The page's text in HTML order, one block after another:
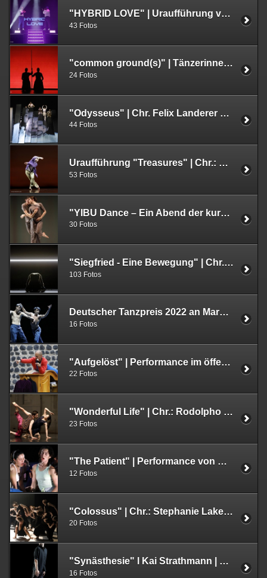
"HYBRID LOVE" | Uraufführung von HARTMANNMUELLER | 24.01.2023 | tanzhaus nrw | Düsseldorf
43 Fotos
"common ground(s)" | Tänzerinnen Germaine Acogny & Malou Airaudo | Tanztheater Wuppertal | 21.01.2023
24 Fotos
"Odysseus" | Chr. Felix Landerer und Giuseppe Spota | MiR Dance Company | Musiktheater im Revier | Gelsenkirchen | 13.01.2023
44 Fotos
Uraufführung "Treasures" | Chr.: Morena Nascimento | Folkwang Tanzstudio, Essen | 15.11.2022
53 Fotos
"YIBU Dance – Ein Abend der kurzen Stücke" | Choreografie | Chun Zhang & Kai Strahtmann | 12.11.2022 | Sauerland-Theater Arnsberg
30 Fotos
"Siegfried - Eine Bewegung" | Chr. Gregor Zöllig | Staatstheater Braunschweig | 19.10. und 26.10.2022
103 Fotos
Deutscher Tanzpreis 2022 an Marco Goecke, Christoph Winkler, Reinhild Hoffmann | Aktiv Tanz | 15.10.2022 | Aalto Theater
16 Fotos
"Aufgelöst" | Performance im öffentlichen Raum von Angie Hiesl und Roland Kaiser | Performer Daniel Ernesto Müller | 23.09.2022 | Rudolfplatz Köln
22 Fotos
"Wonderful Life" | Chr.: Rodolpho Leoni | Uraufführung 24.05.2022 | Folkwang Tanzstudio
23 Fotos
"The Patient" | Performance von Ben J. Riepe | Uraufführung | 19.05.2022 | PACT Zollverein | Essen
12 Fotos
"Colossus" | Chr.: Stephanie Lake | Ruhrfestspiele Recklinghausen | 19.05.2022 | Stephanie Lake Company und Institut für Zeitgenössischen Tanz | Folkwang Universität der Künste
20 Fotos
"Synästhesie" l Kai Strathmann | Uraufführung | Yibu Dance im Rahmen des Festivals "First & Further Steps | Fabrik Heeder | Krefeld am 07.05.2022
16 Fotos